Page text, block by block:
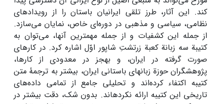
کند. این آثار، طرز تلقی ایرانیان باستان را از رویدادهای
نظامی، سیاسی و مذهبی در دوره‌ای خاص، نمایان می‌سازد.
از جمله این کشفیات و از جمله مهم­ترین آنها، می‌توان به
کتیبة سه زبانة کعبة زرتشتِ شاپور اوّل اشاره کرد. در کارهای
صورت گرفته در ایران، و به­جز در معدودی از کارها،
پژوهشگران حوزة زبان­های باستانی ایران، بیشتر به ترجمۀ متن
کتیبه اکتفاء کرده‌اند و تحلیلی جامع از تمامی داده‌های
تاریخی این کتیبه ارائه نکرده­اند. بدون شک، دقت بیشتر در